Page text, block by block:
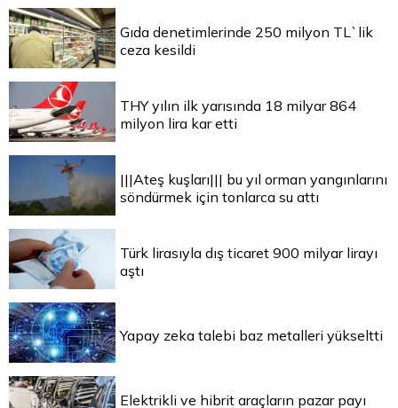
Gıda denetimlerinde 250 milyon TL`lik
ceza kesildi
THY yılın ilk yarısında 18 milyar 864
milyon lira kar etti
|||Ateş kuşları||| bu yıl orman yangınlarını
söndürmek için tonlarca su attı
Türk lirasıyla dış ticaret 900 milyar lirayı
aştı
Yapay zeka talebi baz metalleri yükseltti
Elektrikli ve hibrit araçların pazar payı